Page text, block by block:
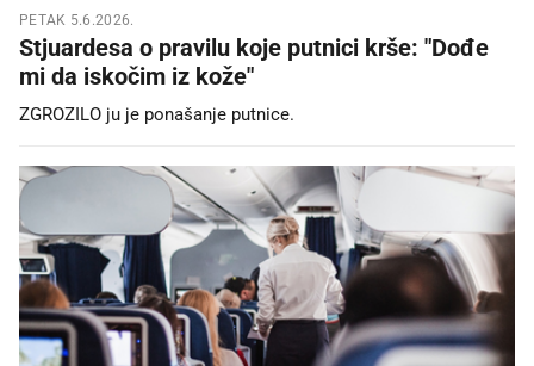
PETAK 5.6.2026.
Stjuardesa o pravilu koje putnici krše: "Dođe
mi da iskočim iz kože"
ZGROZILO ju je ponašanje putnice.